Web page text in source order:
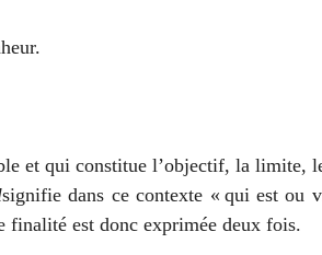
et qui constitue l’objectif, la limite,
signifie dans ce contexte « qui est ou
finalité est donc exprimée deux fois.